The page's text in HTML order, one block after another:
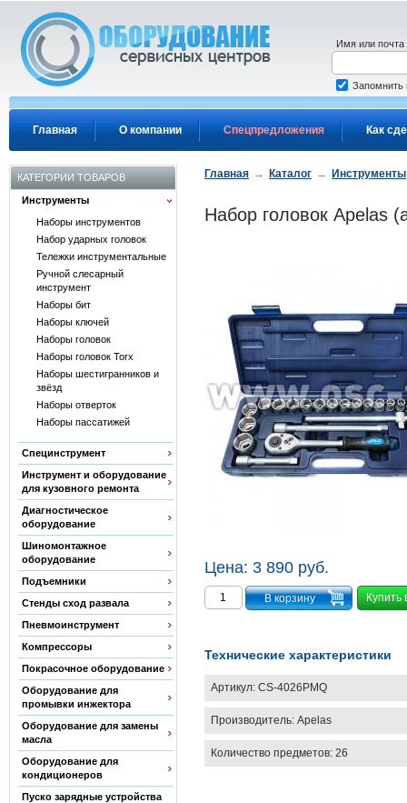
Главная О компании Спецпредложения Как
Имя или почта
Запомнить
КАТЕГОРИИ ТОВАРОВ
Инструменты
Наборы инструментов
Набор ударных головок
Тележки инструментальные
Ручной слесарный
инструмент
Наборы бит
Наборы ключей
Наборы головок
Наборы головок Torx
Наборы шестигранников и
звёзд
Наборы отверток
Наборы пассатижей
Специнструмент
Инструмент и оборудование
для кузовного ремонта
Диагностическое
оборудование
Шиномонтажное
оборудование
Подъемники
Стенды сход развала
Пневмоинструмент
Компрессоры
Покрасочное оборудование
Оборудование для
промывки инжектора
Оборудование для замены
масла
Оборудование для
кондиционеров
Пуско зарядные устройства
Главная → Каталог → Инструменты
Набор головок Apelas
Цена: 3 890 руб.
Купить
Технические характеристики
Артикул: CS-4026PMQ
Производитель: Apelas
Количество предметов: 26